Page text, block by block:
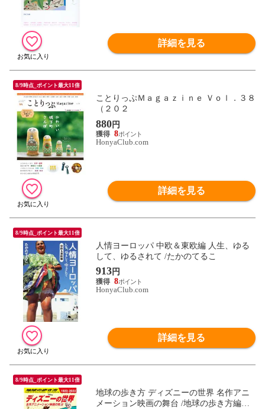
詳細を見る
8/9時点_ポイント最大11倍
ことりっぷＭａｇａｚｉｎｅ Ｖｏｌ．３８
（２０２
880円
8
HonyaClub.com
詳細を見る
8/9時点_ポイント最大11倍
人情ヨーロッパ 中欧＆東欧編 人生、ゆる
して、ゆるされて /たかのてるこ
913円
8
HonyaClub.com
詳細を見る
8/9時点_ポイント最大11倍
地球の歩き方 ディズニーの世界 名作アニ
メーション映画の舞台 /地球の歩き方編集